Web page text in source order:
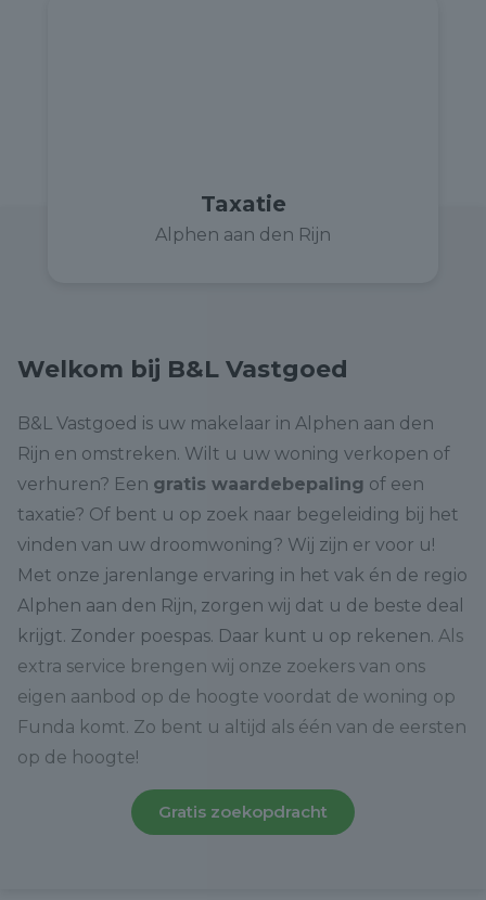
Taxatie
Alphen aan den Rijn
Welkom bij B&L Vastgoed
B&L Vastgoed is uw makelaar in Alphen aan den
Rijn en omstreken. Wilt u uw woning verkopen of
verhuren? Een gratis waardebepaling of een
taxatie? Of bent u op zoek naar begeleiding bij het
vinden van uw droomwoning? Wij zijn er voor u!
Met onze jarenlange ervaring in het vak én de regio
Alphen aan den Rijn, zorgen wij dat u de beste deal
krijgt. Zonder poespas. Daar kunt u op rekenen. Als
extra service brengen wij onze zoekers van ons
eigen aanbod op de hoogte voordat de woning op
Funda komt. Zo bent u altijd als één van de eersten
op de hoogte!
Gratis zoekopdracht